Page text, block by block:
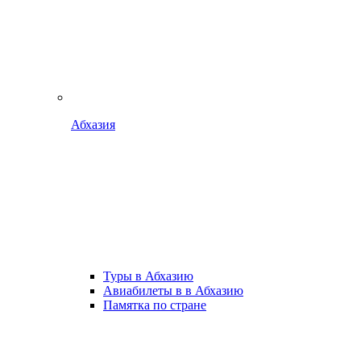
Абхазия
Туры в Абхазию
Авиабилеты в в Абхазию
Памятка по стране